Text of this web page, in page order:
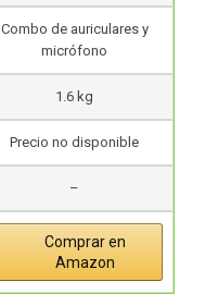
Combo de auriculares y
micrófono
1.6 kg
Precio no disponible
–
Comprar en
Amazon